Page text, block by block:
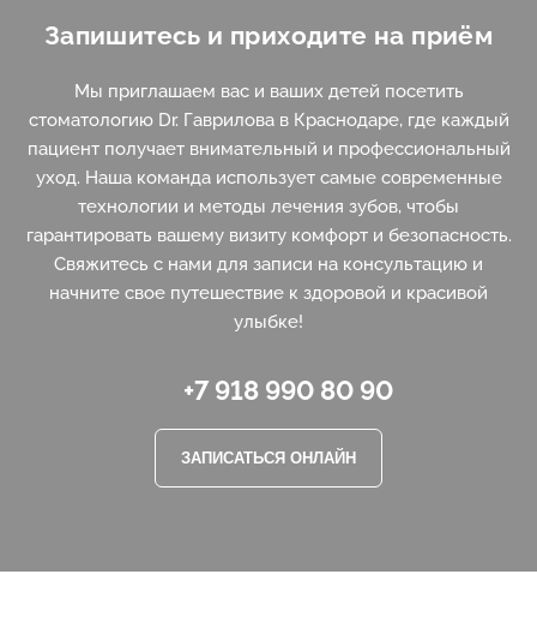
Запишитесь и приходите на приём
Мы приглашаем вас и ваших детей посетить
стоматологию Dr. Гаврилова в Краснодаре, где каждый
пациент получает внимательный и профессиональный
уход. Наша команда использует самые современные
технологии и методы лечения зубов, чтобы
гарантировать вашему визиту комфорт и безопасность.
Свяжитесь с нами для записи на консультацию и
начните свое путешествие к здоровой и красивой
улыбке!
+7 918 990 80 90
ЗАПИСАТЬСЯ ОНЛАЙН